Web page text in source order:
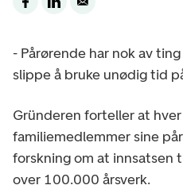
- Pårørende har nok av
slippe å bruke unødig tid
Gründeren forteller at
familiemedlemmer sine
forskning om at innsatsen
over 100.000 årsverk.